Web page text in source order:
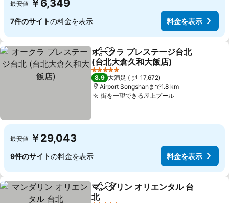
最安値 ￥6,349
7件のサイトの料金を表示 料金を表示
シェアお気に入りに追加
オークラ プレステージ台北
(台北大倉久和大飯店)
料金を表示
5 ホテルのランク
8.9 大満足
17,672
Airport Songshanまで1.8 km
街を一望できる屋上プール料金を表示
最安値 ￥29,043
9件のサイトの料金を表示 料金を表示
シェアお気に入りに追加
マンダリン オリエンタル 台
北